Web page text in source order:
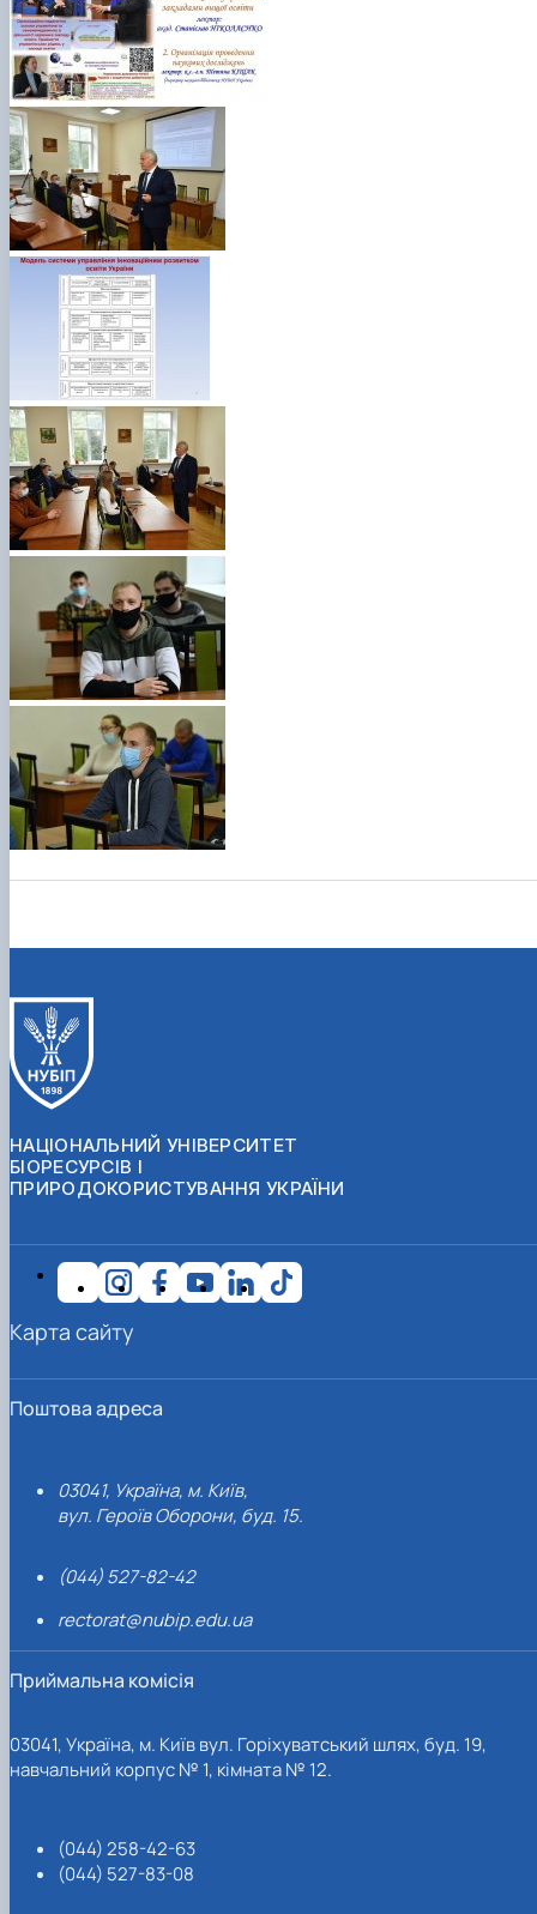
НАЦІОНАЛЬНИЙ УНІВЕРСИТЕТ
БІОРЕСУРСІВ І
ПРИРОДОКОРИСТУВАННЯ УКРАЇНИ
Поштова адреса
03041, Україна, м. Київ,
вул. Героїв Оборони, буд. 15.
(044) 527-82-42
rectorat@nubip.edu.ua
Приймальна комісія
03041, Україна, м. Київ вул. Горіхуватський шлях, буд. 19,
навчальний корпус № 1, кімната № 12.
(044) 258-42-63
(044) 527-83-08
Карта сайту